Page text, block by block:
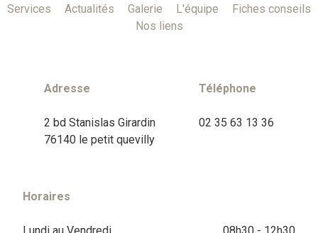
Services Actualités Galerie L'équipe
Fiches conseils
Nos liens
Adresse
2 bd Stanislas Girardin
76140 le petit quevilly
Téléphone
02 35 63 13 36
Horaires